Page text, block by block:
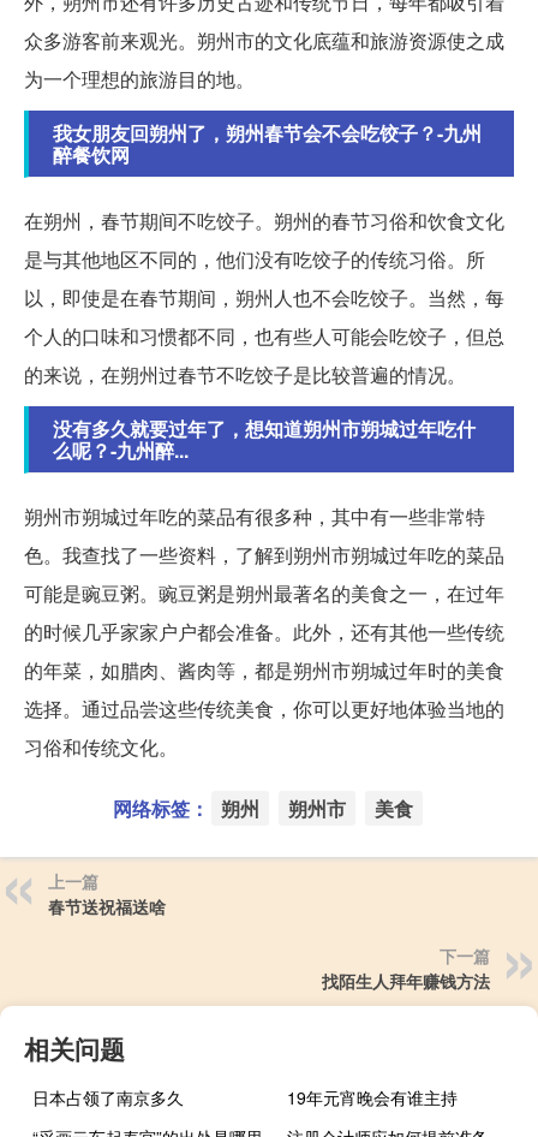
众多游客前来观光。朔州市的文化底蕴和旅游资源使之成
为一个理想的旅游目的地。
我女朋友回朔州了，朔州春节会不会吃饺子？-九州
醉餐饮网
在朔州，春节期间不吃饺子。朔州的春节习俗和饮食文化
是与其他地区不同的，他们没有吃饺子的传统习俗。所
以，即使是在春节期间，朔州人也不会吃饺子。当然，每
个人的口味和习惯都不同，也有些人可能会吃饺子，但总
的来说，在朔州过春节不吃饺子是比较普遍的情况。
没有多久就要过年了，想知道朔州市朔城过年吃什
么呢？-九州醉...
朔州市朔城过年吃的菜品有很多种，其中有一些非常特
色。我查找了一些资料，了解到朔州市朔城过年吃的菜品
可能是豌豆粥。豌豆粥是朔州最著名的美食之一，在过年
的时候几乎家家户户都会准备。此外，还有其他一些传统
的年菜，如腊肉、酱肉等，都是朔州市朔城过年时的美食
选择。通过品尝这些传统美食，你可以更好地体验当地的
习俗和传统文化。
网络标签： 朔州 朔州市 美食
上一篇
春节送祝福送啥
下一篇
找陌生人拜年赚钱方法
相关问题
日本占领了南京多久
19年元宵晚会有谁主持